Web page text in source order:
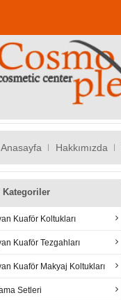
Anasayfa Hakkımızda
Kategoriler
Kuaför Koltukları
Kuaför Tezgahları
Kuaför Makyaj Koltukları
Setleri